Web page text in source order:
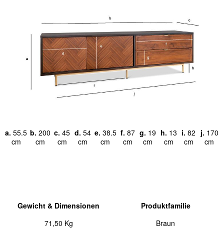
a. 55.5
cm
b. 200
cm
c. 45
cm
d. 54
cm
e. 38.5
cm
f. 87
cm
g. 19
cm
h. 13
cm
i. 82
cm
j. 170
cm
Gewicht & Dimensionen
71,50 Kg
Produktfamilie
Braun